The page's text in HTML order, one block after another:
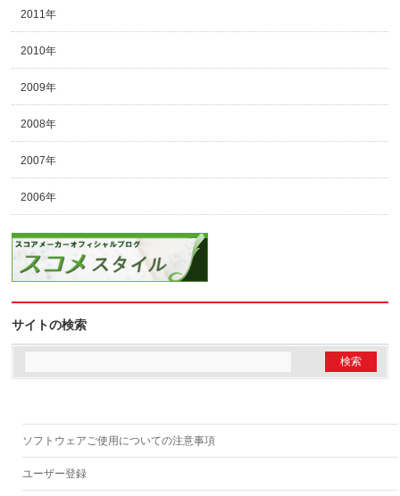
2011年
2010年
2009年
2008年
2007年
2006年
サイトの検索
ソフトウェアご使用についての注意事項
ユーザー登録